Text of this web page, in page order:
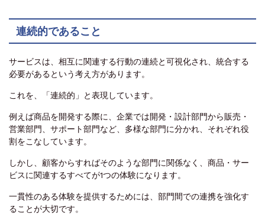
連続的であること
サービスは、相互に関連する行動の連続と可視化され、統合する
必要があるという考え方があります。
これを、「連続的」と表現しています。
例えば商品を開発する際に、企業では開発・設計部門から販売・
営業部門、サポート部門など、多様な部門に分かれ、それぞれ役
割をこなしています。
しかし、顧客からすればそのような部門に関係なく、商品・サー
ビスに関連するすべてが1つの体験になります。
一貫性のある体験を提供するためには、部門間での連携を強化す
ることが大切です。